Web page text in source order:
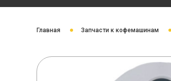
Главная Запчасти к кофемашинам